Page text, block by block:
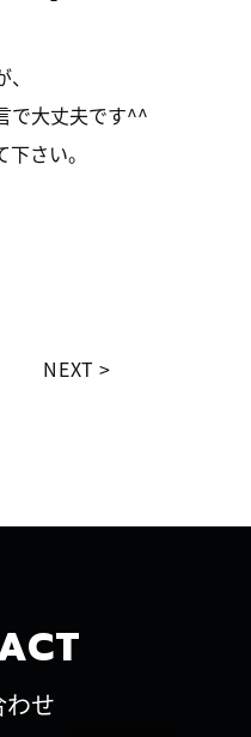
で大丈夫です^^
さい。
NEXT
わせ